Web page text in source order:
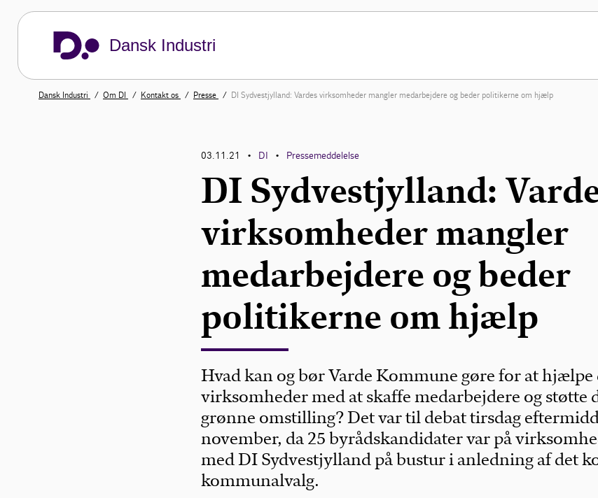
Dansk Industri
Dansk Industri Om DI Kontakt os Presse DI Sydvestjylland: Vardes virksomheder mangler medarbejdere og beder politikerne om hjælp
03.11.21 • DI • Pressemeddelelse
DI Sydvestjylland:
virksomheder mangler
medarbejdere og beder
politikerne om hjælp
Hvad kan og bør Varde Kommune gøre for at hjælpe
virksomheder med at skaffe medarbejdere og støtte
grønne omstilling? Det var til debat tirsdag
november, da 25 byrådskandidater var på
med DI Sydvestjylland på bustur i anledning af det
kommunalvalg.